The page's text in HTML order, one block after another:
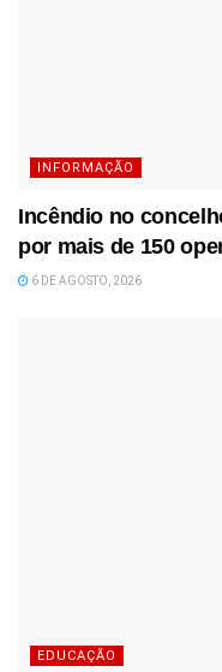
INFORMAÇÃO
Incêndio no
por mais de 150
6 DE AGOSTO, 2026
EDUCAÇÃO